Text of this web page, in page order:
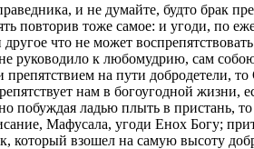
и не думайте, будто брак
повторив тоже самое: и угоди, по
что не может
руководило к любомудрию, сам
на пути добродетели,
нам в богоугодной
побуждая ладью плыть в пристань,
Мафусала, угоди Енох Богу;
который взошел на самую высоту